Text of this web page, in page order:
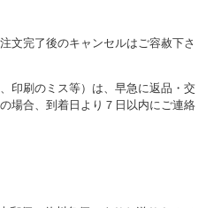
文完了後のキャンセルはご容赦下さ
印刷のミス等）は、早急に返品・交
場合、到着日より７日以内にご連絡